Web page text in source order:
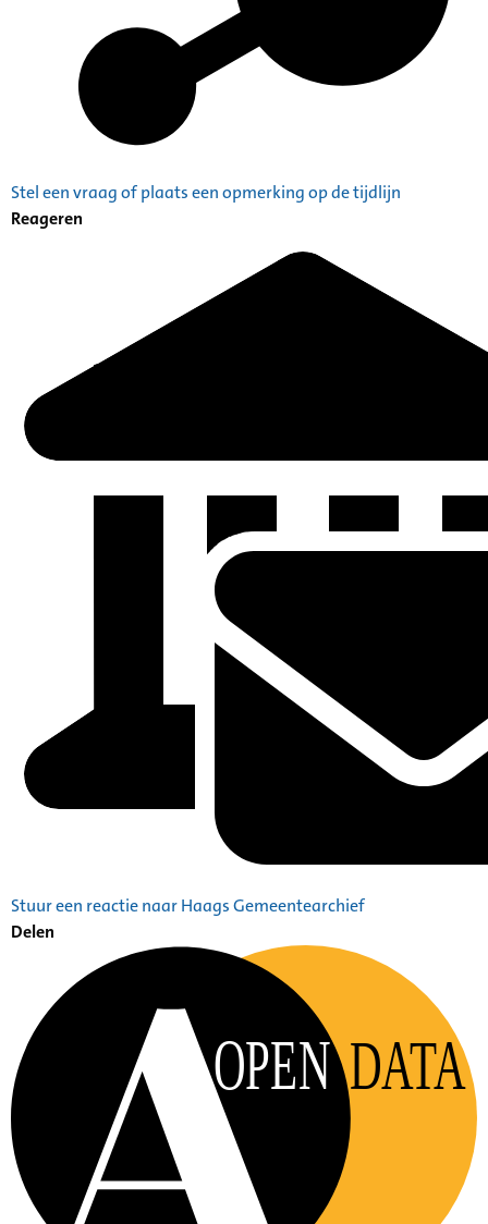
Stel een vraag of plaats een opmerking op de tijdlijn
Reageren
Stuur een reactie naar Haags Gemeentearchief
Delen
OPEN DATA